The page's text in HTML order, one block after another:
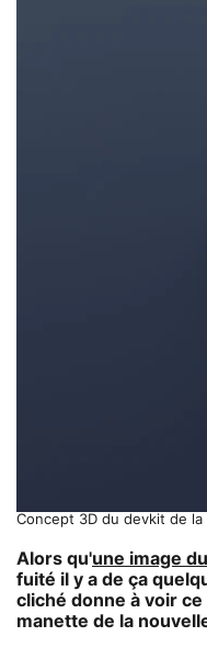
Concept 3D du devkit de la
Alors qu'une image
fuité il y a de ça
cliché donne à voir
manette de la